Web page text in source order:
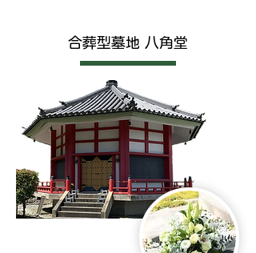
合葬型墓地 八角堂